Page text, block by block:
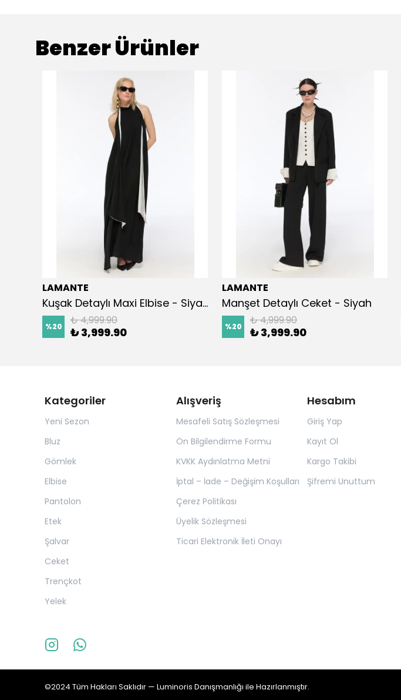
Benzer Ürünler
LAMANTE
Kuşak Detaylı Maxi Elbise - Siyah
%20 ₺ 4,999.90
₺ 3,999.90
LAMANTE
Manşet Detaylı Ceket - Siyah
%20 ₺ 4,999.90
₺ 3,999.90
Kategoriler
Yeni Sezon
Bluz
Gömlek
Elbise
Pantolon
Etek
Şalvar
Ceket
Trençkot
Yelek
Alışveriş
Mesafeli Satış Sözleşmesi
Ön Bilgilendirme Formu
KVKK Aydınlatma Metni
İptal – İade – Değişim Koşulları
Çerez Politikası
Üyelik Sözleşmesi
Ticari Elektronik İleti Onayı
Hesabım
Giriş Yap
Kayıt Ol
Kargo Takibi
Şifremi Unuttum
©2024 Tüm Hakları Saklıdır — Luminoris Danışmanlığı ile Hazırlanmıştır.